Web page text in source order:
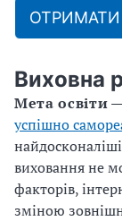
ОТРИМАТИ
Виховна
Мета освіти
успішно
виховання не
факторів,
зміною